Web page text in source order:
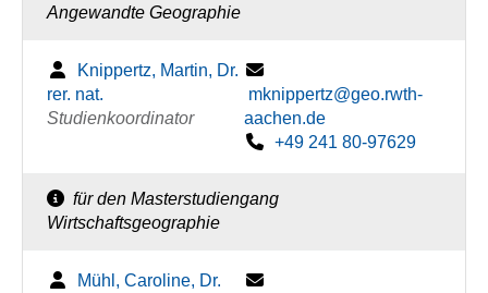
Angewandte Geographie
Knippertz, Martin, Dr.
rer. nat.
Studienkoordinator
mknippertz@geo.rwth-
aachen.de
+49 241 80-97629
für den Masterstudiengang
Wirtschaftsgeographie
Mühl, Caroline, Dr.